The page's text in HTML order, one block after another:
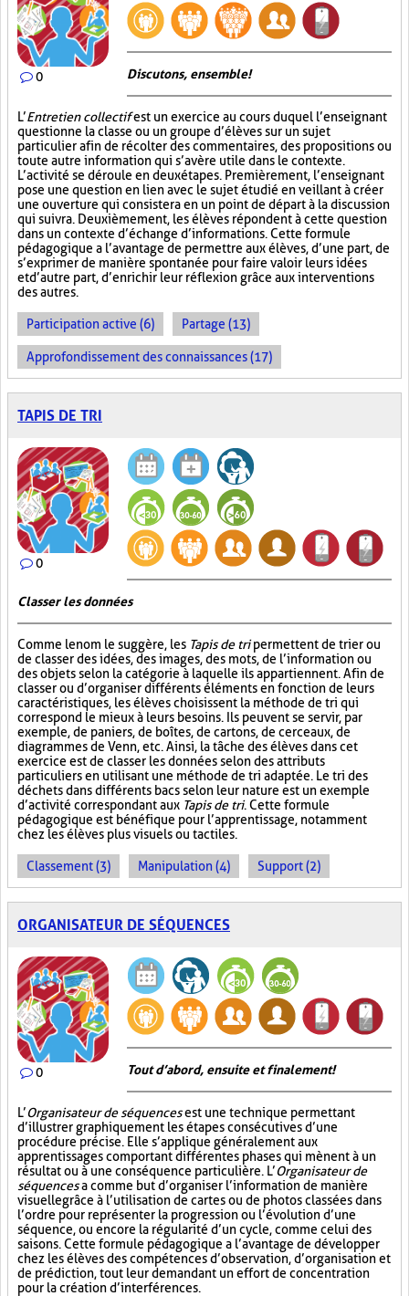
0 Discutons, ensemble!
L’Entretien collectifest un exercice au cours duquel l’enseignant
questionne la classe ou un groupe d’élèves sur un sujet
particulier afin de récolter des commentaires, des propositions ou
toute autre information qui s’avère utile dans le contexte.
L’activité se déroule en deux étapes. Premièrement, l’enseignant
pose une question en lien avec le sujet étudié en veillant à créer
une ouverture qui consistera en un point de départ à la discussion
qui suivra. Deuxièmement, les élèves répondent à cette question
dans un contexte d’échange d’informations. Cette formule
pédagogique a l’avantage de permettre aux élèves, d’une part, de
s’exprimer de manière spontanée pour faire valoir leurs idées
et d’autre part, d’enrichir leur réflexion grâce aux interventions
des autres.
Participation active (6) Partage (13)
Approfondissement des connaissances (17)
TAPIS DE TRI
0
Classer les données
Comme le nom le suggère, les Tapis de tripermettent de trier ou
de classer des idées, des images, des mots, de l’information ou
des objets selon la catégorie à laquelle ils appartiennent. Afin de
classer ou d’organiser différents éléments en fonction de leurs
caractéristiques, les élèves choisissent la méthode de tri qui
correspond le mieux à leurs besoins. Ils peuvent se servir, par
exemple, de paniers, de boîtes, de cartons, de cerceaux, de
diagrammes de Venn, etc. Ainsi, la tâche des élèves dans cet
exercice est de classer les données selon des attributs
particuliers en utilisant une méthode de tri adaptée. Le tri des
déchets dans différents bacs selon leur nature est un exemple
d’activité correspondant aux Tapis de tri. Cette formule
pédagogique est bénéfique pour l’apprentissage, notamment
chez les élèves plus visuels ou tactiles.
Classement (3) Manipulation (4) Support (2)
ORGANISATEUR DE SÉQUENCES
0 Tout d’abord, ensuite et finalement!
L’Organisateur de séquencesest une technique permettant
d’illustrer graphiquement les étapes consécutives d’une
procédure précise. Elle s’applique généralement aux
apprentissages comportant différentes phases qui mènent à un
résultat ou à une conséquence particulière. L’Organisateur de
séquencesa comme but d’organiser l’information de manière
visuellegrâce à l’utilisation de cartes ou de photos classées dans
l’ordre pour représenter la progression ou l’évolution d’une
séquence, ou encore la régularité d’un cycle, comme celui des
saisons. Cette formule pédagogique a l’avantage de développer
chez les élèves des compétences d’observation, d’organisation et
de prédiction, tout leur demandant un effort de concentration
pour la création d’interférences.